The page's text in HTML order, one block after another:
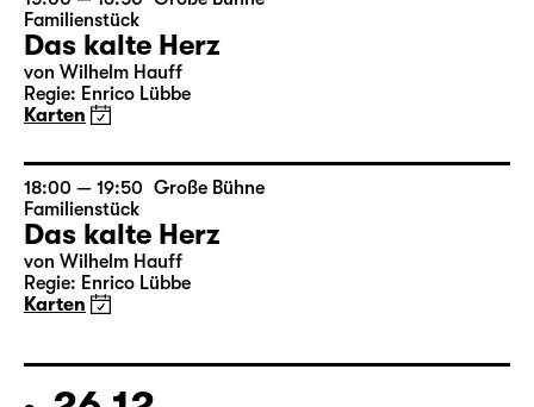
Fr 25.12.
15:00 — 16:50 Große Bühne
Familienstück
Das kalte Herz
von Wilhelm Hauff
Regie: Enrico Lübbe
Karten
18:00 — 19:50 Große Bühne
Familienstück
Das kalte Herz
Regie: Enrico Lübbe
Karten